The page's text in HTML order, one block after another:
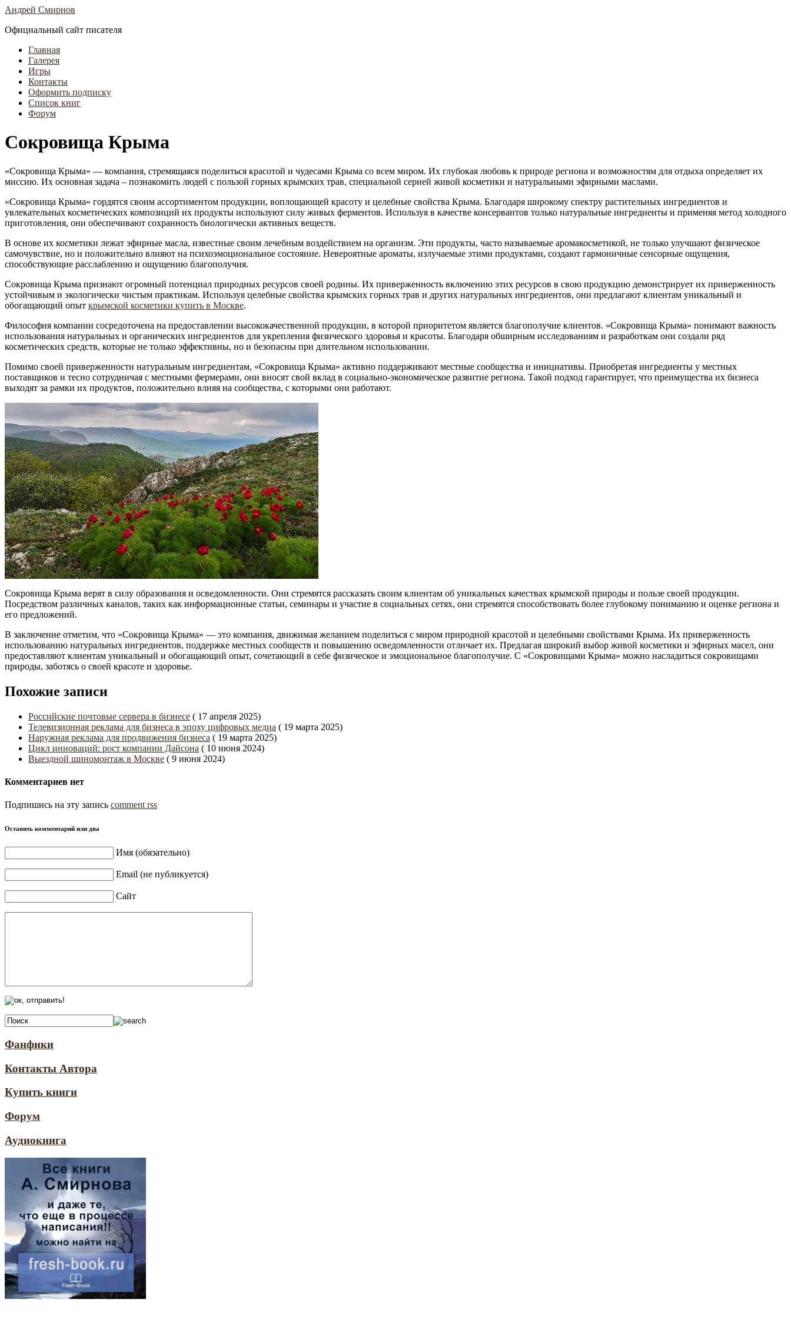
Андрей Смирнов
Официальный сайт писателя
Главная
Галерея
Игры
Контакты
Оформить подписку
Список книг
Форум
Сокровища Крыма
«Сокровища Крыма» — компания, стремящаяся поделиться красотой и чудесами Крыма со всем миром. Их глубокая любовь к природе региона и возможностям для отдыха определяет их
миссию. Их основная задача – познакомить людей с пользой горных крымских трав, специальной серией живой косметики и натуральными эфирными маслами.
«Сокровища Крыма» гордятся своим ассортиментом продукции, воплощающей красоту и целебные свойства Крыма. Благодаря широкому спектру растительных ингредиентов и
увлекательных косметических композиций их продукты используют силу живых ферментов. Используя в качестве консервантов только натуральные ингредиенты и применяя метод холодного
приготовления, они обеспечивают сохранность биологически активных веществ.
В основе их косметики лежат эфирные масла, известные своим лечебным воздействием на организм. Эти продукты, часто называемые аромакосметикой, не только улучшают физическое
самочувствие, но и положительно влияют на психоэмоциональное состояние. Невероятные ароматы, излучаемые этими продуктами, создают гармоничные сенсорные ощущения,
способствующие расслаблению и ощущению благополучия.
Сокровища Крыма признают огромный потенциал природных ресурсов своей родины. Их приверженность включению этих ресурсов в свою продукцию демонстрирует их приверженность
устойчивым и экологически чистым практикам. Используя целебные свойства крымских горных трав и других натуральных ингредиентов, они предлагают клиентам уникальный и
обогащающий опыт крымской косметики купить в Москве.
Философия компании сосредоточена на предоставлении высококачественной продукции, в которой приоритетом является благополучие клиентов. «Сокровища Крыма» понимают важность
использования натуральных и органических ингредиентов для укрепления физического здоровья и красоты. Благодаря обширным исследованиям и разработкам они создали ряд
косметических средств, которые не только эффективны, но и безопасны при длительном использовании.
Помимо своей приверженности натуральным ингредиентам, «Сокровища Крыма» активно поддерживают местные сообщества и инициативы. Приобретая ингредиенты у местных
поставщиков и тесно сотрудничая с местными фермерами, они вносят свой вклад в социально-экономическое развитие региона. Такой подход гарантирует, что преимущества их бизнеса
выходят за рамки их продуктов, положительно влияя на сообщества, с которыми они работают.
Сокровища Крыма верят в силу образования и осведомленности. Они стремятся рассказать своим клиентам об уникальных качествах крымской природы и пользе своей продукции.
Посредством различных каналов, таких как информационные статьи, семинары и участие в социальных сетях, они стремятся способствовать более глубокому пониманию и оценке региона и
его предложений.
В заключение отметим, что «Сокровища Крыма» — это компания, движимая желанием поделиться с миром природной красотой и целебными свойствами Крыма. Их приверженность
использованию натуральных ингредиентов, поддержке местных сообществ и повышению осведомленности отличает их. Предлагая широкий выбор живой косметики и эфирных масел, они
предоставляют клиентам уникальный и обогащающий опыт, сочетающий в себе физическое и эмоциональное благополучие. С «Сокровищами Крыма» можно насладиться сокровищами
природы, заботясь о своей красоте и здоровье.
Похожие записи
Российские почтовые сервера в бизнесе ( 17 апреля 2025)
Телевизионная реклама для бизнеса в эпоху цифровых медиа ( 19 марта 2025)
Наружная реклама для продвижения бизнеса ( 19 марта 2025)
Цикл инноваций: рост компании Дайсона ( 10 июня 2024)
Выездной шиномонтаж в Москве ( 9 июня 2024)
Комментариев нет
Подпишись на эту запись comment rss
Оставить комментарий или два
Имя (обязательно)
Email (не публикуется)
Сайт
Фанфики
Контакты Автора
Купить книги
Форум
Аудиокнига